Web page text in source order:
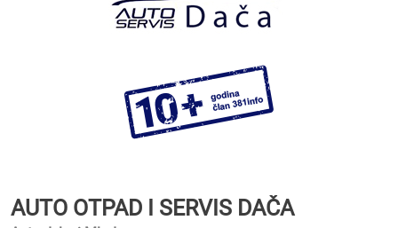
AUTO OTPAD I SERVIS DAČA